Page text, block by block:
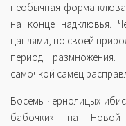
необычная форма
на конце надклювья.
цаплями, по своей
период
самочкой самец
Восемь чернолицых
бабочки» на